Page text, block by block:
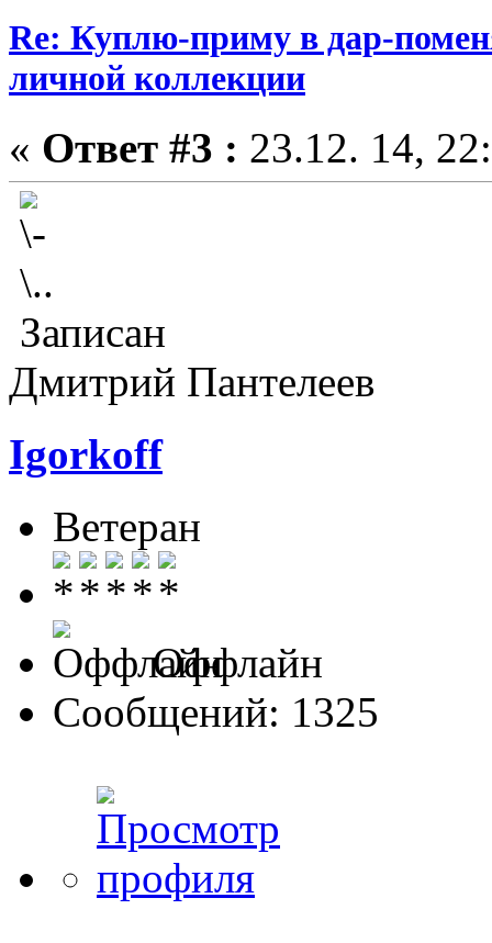
Re: Куплю-приму в дар-
личной коллекции
« Ответ #3 : 23.12. 14,
Записан
Дмитрий Пантелеев
Igorkoff
Ветеран
Оффлайн
Сообщений: 1325